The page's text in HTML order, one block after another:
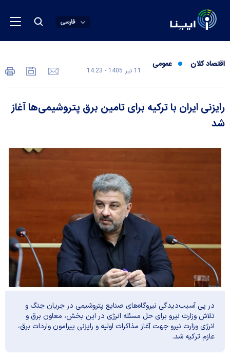
فارسی
اقتصاد کلان عمومی
11 تير 1405 - 14:23
رایزنی ایران با ترکیه برای تامین برق پتروشیمی‌ها آغاز
شد
در پی آسیب‌دیدگی نیروگاه‌های صنایع پتروشیمی در جریان جنگ و
تلاش وزارت نیرو برای حل مسئله انرژی در این بخش، معاون برق و
انرژی وزارت نیرو جهت آغاز مذاکرات اولیه و رایزنی پیرامون واردات برق،
عازم ترکیه شد.